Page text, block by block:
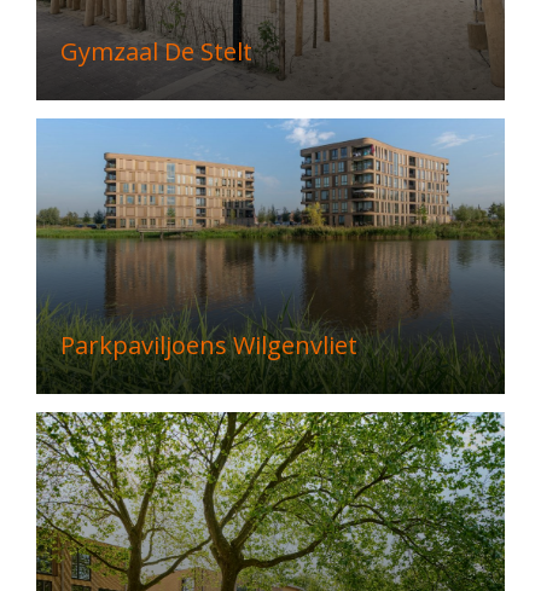
Gymzaal De Stelt
Parkpaviljoens Wilgenvliet